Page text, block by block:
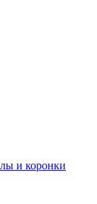
и коронки